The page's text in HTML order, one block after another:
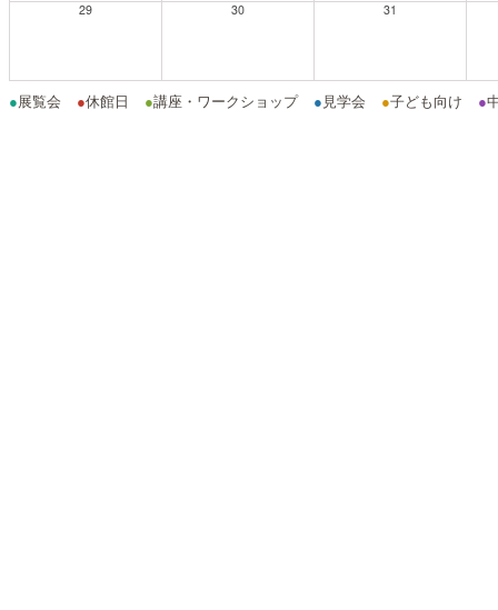
29 30 31
●展覧会 ●休館日 ●講座・ワークショップ ● 見学会 ●子ども向け ●